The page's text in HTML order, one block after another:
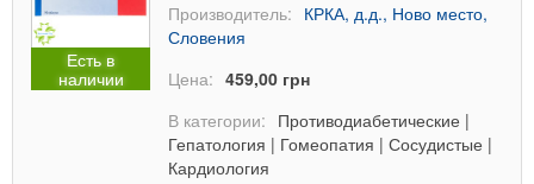
Есть в
наличии
Производитель: КРКА, д.д., Ново место,
Словения
Цена: 459,00 грн
В категории: Противодиабетические |
Гепатология | Гомеопатия | Сосудистые |
Кардиология